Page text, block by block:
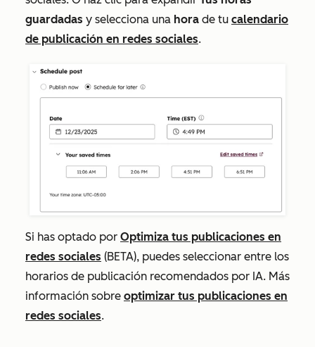
guardadas y selecciona una hora de tu calendario
de publicación en redes sociales.
Si has optado por Optimiza tus publicaciones en
redes sociales (BETA), puedes seleccionar entre los
horarios de publicación recomendados por IA. Más
información sobre optimizar tus publicaciones en
redes sociales.